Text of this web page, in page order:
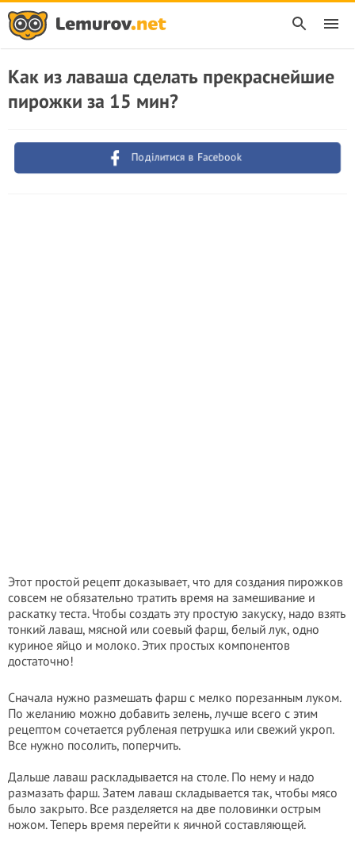
Как из лаваша сделать прекраснейшие
пирожки за 15 мин?
Поділитися в Facebook
Этот простой рецепт доказывает, что для создания пирожков
совсем не обязательно тратить время на замешивание и
раскатку теста. Чтобы создать эту простую закуску, надо взять
тонкий лаваш, мясной или соевый фарш, белый лук, одно
куриное яйцо и молоко. Этих простых компонентов
достаточно!
Сначала нужно размешать фарш с мелко порезанным луком.
По желанию можно добавить зелень, лучше всего с этим
рецептом сочетается рубленая петрушка или свежий укроп.
Все нужно посолить, поперчить.
Дальше лаваш раскладывается на столе. По нему и надо
размазать фарш. Затем лаваш складывается так, чтобы мясо
было закрыто. Все разделяется на две половинки острым
ножом. Теперь время перейти к яичной составляющей.